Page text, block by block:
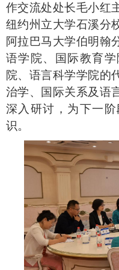
作交流处处长毛小红
纽约州立大学石溪分
阿拉巴马大学伯明翰
语学院、国际教育
院、语言科学学院的
治学、国际关系及语
深入研讨，为下一
识。